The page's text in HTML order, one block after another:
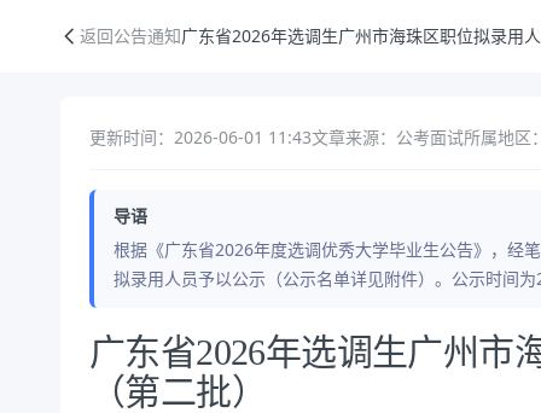
返回公告通知广东省2026年选调生广州市海珠区职位拟录用
更新时间：2026-06-01 11:43文章来源：公考面试所属地区
导语
根据《广东省2026年度选调优秀大学毕业生公告》，经
拟录用人员予以公示（公示名单详见附件）。公示时间
公告正文
广东省2026年选调生广州市
（第二批）